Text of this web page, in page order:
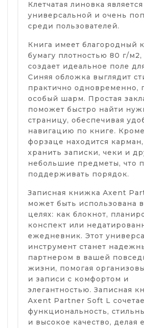
Клетчатая линовка является
универсальной и очень
среди пользователей.
Книга имеет благородный
бумагу плотностью 80 г/м2,
создает идеальное поле
Синяя обложка выглядит
практично одновременно,
особый шарм. Простая
поможет быстро найти
страницу, обеспечивая
навигацию по книге. Кроме
форзаце находится
хранить записки, чеки и
небольшие предметы, что
поддерживать порядок.
Записная книжка Axent
может быть использована
целях: как блокнот,
конспект или
ежедневник. Этот
инструмент станет
партнером в вашей
жизни, помогая
и записи с комфортом и
элегантностью. Записная
Axent Partner Soft L
функциональность,
и высокое качество, делая